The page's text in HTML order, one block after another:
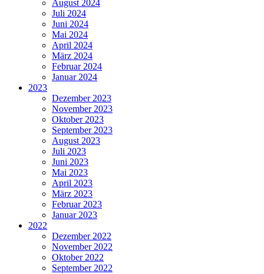
August 2024
Juli 2024
Juni 2024
Mai 2024
April 2024
März 2024
Februar 2024
Januar 2024
2023
Dezember 2023
November 2023
Oktober 2023
September 2023
August 2023
Juli 2023
Juni 2023
Mai 2023
April 2023
März 2023
Februar 2023
Januar 2023
2022
Dezember 2022
November 2022
Oktober 2022
September 2022